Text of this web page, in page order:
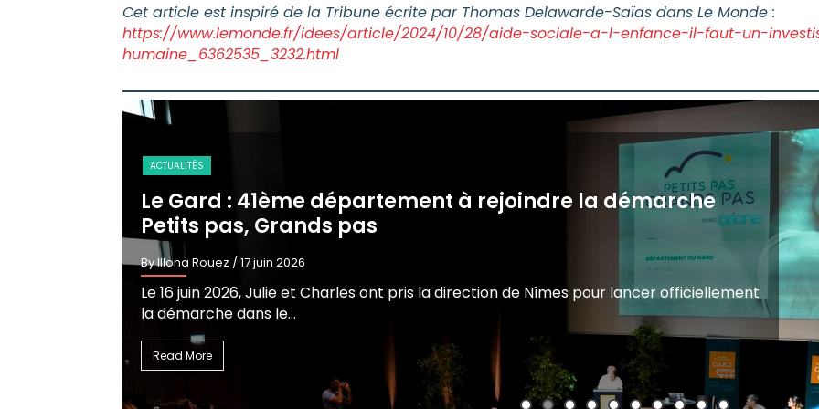
Cet article est inspiré de la Tribune écrite par Thomas Delawarde-Saïas dans Le Monde :
https://www.lemonde.fr/idees/article/2024/10/28/aide-sociale-a-l-enfance-il-faut-un-
humaine_6362535_3232.html
PROTECTION MATERNELLE ET INFANTILE
Outiller les équipes de PMI : pourquoi et comment ?
By Illona Rouez / 15 juin 2026
Les équipes de Protection maternelle et infantile (PMI) jouent un rôle fondamental
dans l’accompagnement des familles et la prévention des…
Read More